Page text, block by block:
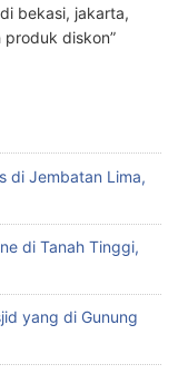
bekasi, jakarta,
diskon”
di Jembatan Lima,
di Tanah Tinggi,
yang di Gunung